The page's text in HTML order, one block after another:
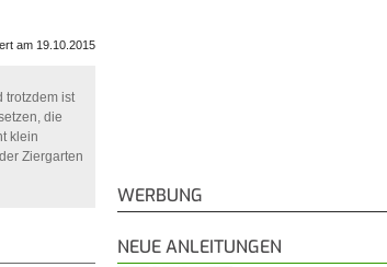
am 19.10.2015
trotzdem ist
die
klein
Ziergarten
WERBUNG
NEUE ANLEITUNGEN